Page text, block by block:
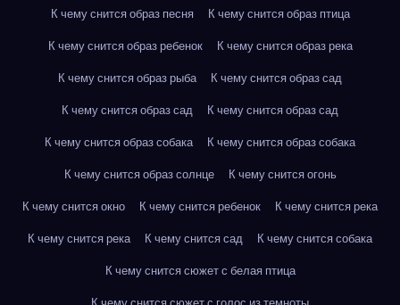
К чему снится образ песня
К чему снится образ птица
К чему снится образ ребенок
К чему снится образ река
К чему снится образ рыба
К чему снится образ сад
К чему снится образ сад
К чему снится образ сад
К чему снится образ собака
К чему снится образ собака
К чему снится образ солнце
К чему снится огонь
К чему снится окно
К чему снится ребенок
К чему снится река
К чему снится река
К чему снится сад
К чему снится собака
К чему снится сюжет с белая птица